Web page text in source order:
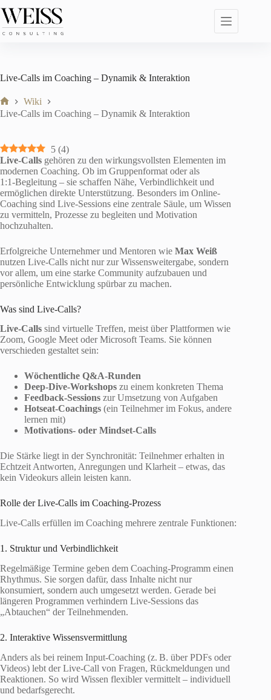
Inhalt
springen
Live‑Calls im Coaching – Dynamik & Interaktion
Start
Wiki
Live‑Calls im Coaching – Dynamik & Interaktion
5 (4)
Live-Calls gehören zu den wirkungsvollsten Elementen im
modernen Coaching. Ob im Gruppenformat oder als
1:1‑Begleitung – sie schaffen Nähe, Verbindlichkeit und
ermöglichen direkte Unterstützung. Besonders im Online-
Coaching sind Live-Sessions eine zentrale Säule, um Wissen
zu vermitteln, Prozesse zu begleiten und Motivation
hochzuhalten.
Erfolgreiche Unternehmer und Mentoren wie Max Weiß
nutzen Live-Calls nicht nur zur Wissensweitergabe, sondern
vor allem, um eine starke Community aufzubauen und
persönliche Entwicklung spürbar zu machen.
Was sind Live-Calls?
Live-Calls sind virtuelle Treffen, meist über Plattformen wie
Zoom, Google Meet oder Microsoft Teams. Sie können
verschieden gestaltet sein:
Wöchentliche Q&A-Runden
Deep-Dive-Workshops zu einem konkreten Thema
Feedback-Sessions zur Umsetzung von Aufgaben
Hotseat-Coachings (ein Teilnehmer im Fokus, andere
lernen mit)
Motivations- oder Mindset-Calls
Die Stärke liegt in der Synchronität: Teilnehmer erhalten in
Echtzeit Antworten, Anregungen und Klarheit – etwas, das
kein Videokurs allein leisten kann.
Rolle der Live-Calls im Coaching-Prozess
Live-Calls erfüllen im Coaching mehrere zentrale Funktionen:
1. Struktur und Verbindlichkeit
Regelmäßige Termine geben dem Coaching-Programm einen
Rhythmus. Sie sorgen dafür, dass Inhalte nicht nur
konsumiert, sondern auch umgesetzt werden. Gerade bei
längeren Programmen verhindern Live-Sessions das
„Abtauchen“ der Teilnehmenden.
2. Interaktive Wissensvermittlung
Anders als bei reinem Input-Coaching (z. B. über PDFs oder
Videos) lebt der Live-Call von Fragen, Rückmeldungen und
Reaktionen. So wird Wissen flexibler vermittelt – individuell
und bedarfsgerecht.